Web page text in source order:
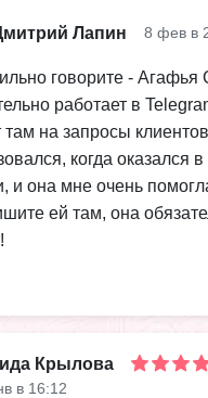
Лапин 8 фев в
говорите - Агафья
работает в
там на запросы
когда оказался в
и она мне очень
ей там, она
Крылова
в 16:12